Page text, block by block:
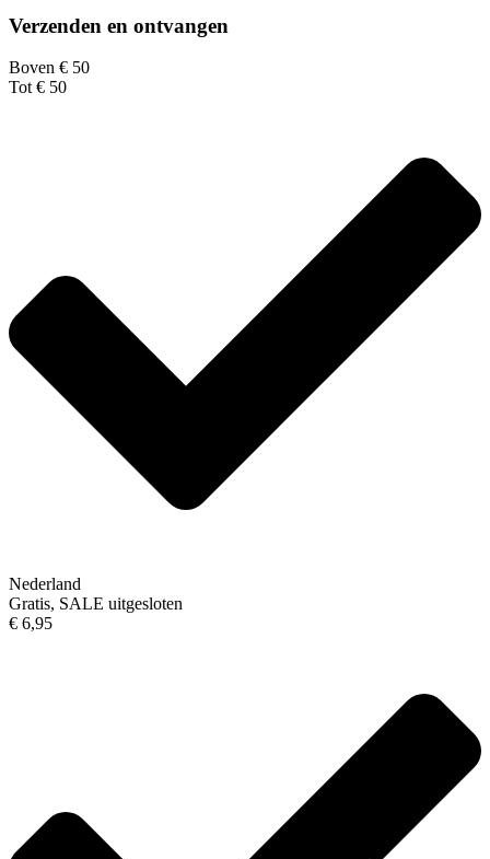
Verzenden en ontvangen
Boven € 50
Tot € 50
Nederland
Gratis, SALE uitgesloten
€ 6,95